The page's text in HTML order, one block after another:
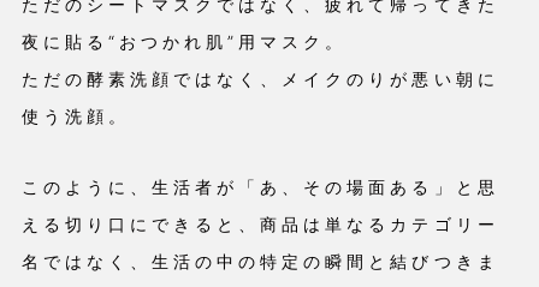
ただのシートマスクではなく、疲れて帰ってきた
夜に貼る“おつかれ肌”用マスク。
ただの酵素洗顔ではなく、メイクのりが悪い朝に
使う洗顔。
このように、生活者が「あ、その場面ある」と思
える切り口にできると、商品は単なるカテゴリー
名ではなく、生活の中の特定の瞬間と結びつきま